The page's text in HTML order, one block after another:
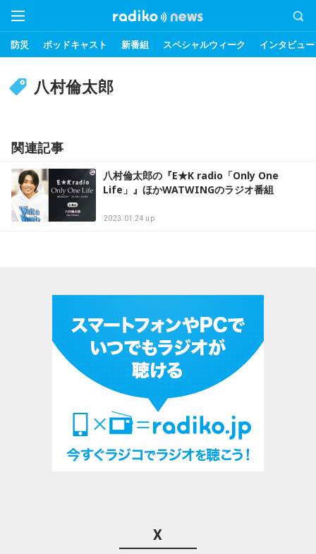
防災 ポッドキャスト 新番組 スペシャルウィーク インタビュー
八村倫太郎
関連記事
八村倫太郎の『E★K radio「Only One
Life」』ほかWATWINGのラジオ番組
2023.01.24 up
X